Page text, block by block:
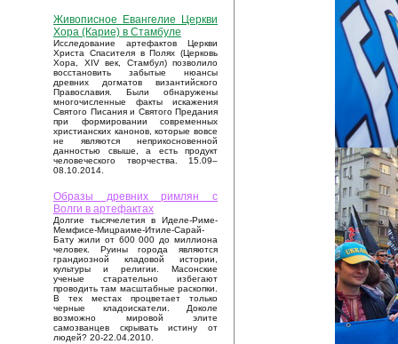
Живописное Евангелие Церкви
Хора (Карие) в Стамбуле
Исследование артефактов Церкви
Христа Спасителя в Полях (Церковь
Хора, XIV век, Стамбул) позволило
восстановить забытые нюансы
древних догматов византийского
Православия. Были обнаружены
многочисленные факты искажения
Святого Писания и Святого Предания
при формировании современных
христианских канонов, которые вовсе
не являются неприкосновенной
данностью свыше, а есть продукт
человеческого творчества. 15.09–
08.10.2014.
Образы древних римлян с
Волги в артефактах
Долгие тысячелетия в Иделе-Риме-
Мемфисе-Мицраиме-Итиле-Сарай-
Бату жили от 600 000 до миллиона
человек. Руины города являются
грандиозной кладовой истории,
культуры и религии. Масонские
ученые старательно избегают
проводить там масштабные раскопки.
В тех местах процветает только
черные кладоискатели. Доколе
возможно мировой элите
самозванцев скрывать истину от
людей? 20-22.04.2010.